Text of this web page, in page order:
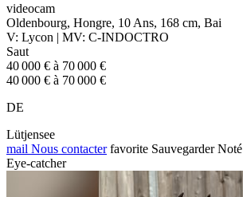
videocam
Oldenbourg, Hongre, 10 Ans, 168 cm, Bai
V: Lycon | MV: C-INDOCTRO
Saut
40 000 € à 70 000 €
40 000 € à 70 000 €
DE
Lütjensee
mail Nous contacter favorite Sauvegarder Noté
Eye-catcher